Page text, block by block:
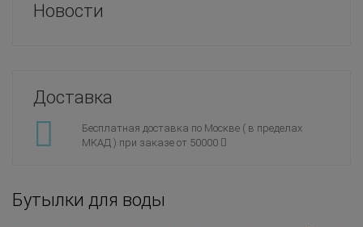
Новости
Доставка
Бесплатная доставка по Москве ( в пределах
МКАД ) при заказе от 50000
Бутылки для воды